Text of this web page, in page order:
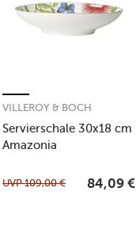
Servierschale 30x18 cm
Amazonia
VILLEROY & BOCH
UVP109,00 € 84,09 €